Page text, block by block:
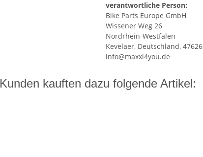
verantwortliche Person:
Bike Parts Europe GmbH
Wissener Weg 26
Nordrhein-Westfalen
Kevelaer, Deutschland, 47626
info@maxxi4you.de
Kunden kauften dazu folgende Artikel: